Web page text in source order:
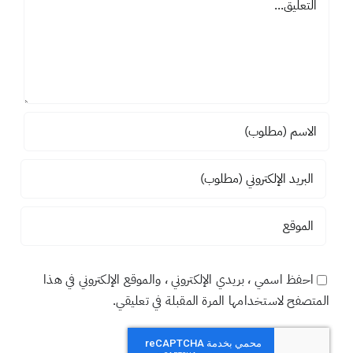
احفظ اسمي ، بريدي الإلكتروني ، والموقع الإلكتروني في هذا
المتصفح لاستخدامها المرة المقبلة في تعليقي.